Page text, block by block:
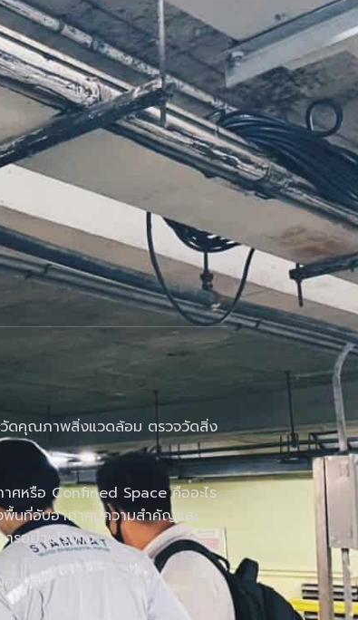
ดคุณภาพสิ่งแวดล้อม ตรวจวัดสิ่ง
ศหรือ Confined Space คืออะไร
พื้นที่อับอากาศมีความสำคัญและ
รอย่างไรบ้าง
ควบคุม